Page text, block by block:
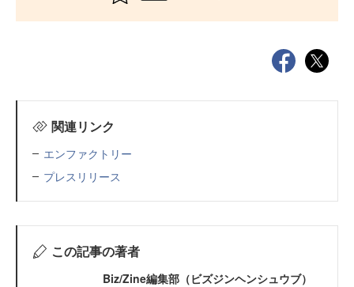
関連リンク
エンファクトリー
プレスリリース
この記事の著者
Biz/Zine編集部（ビズジンヘンシュウブ）